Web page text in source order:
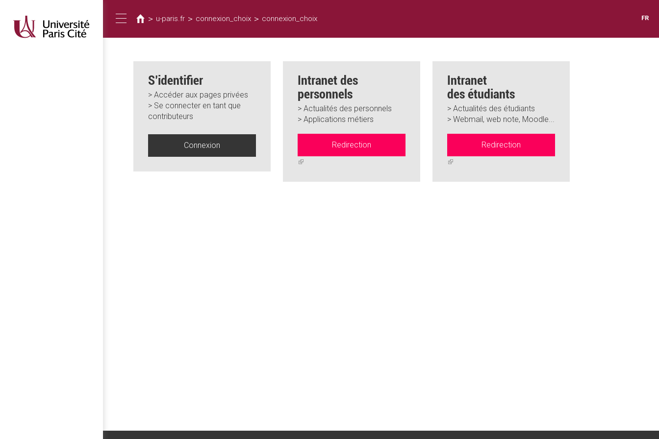
contenu
principal
Toggle
navigation
êtes
ici
> u-paris.fr > connexion_choix > connexion_choix FR
S’identifier
> Accéder aux pages privées
> Se connecter en tant que
contributeurs
Connexion
Intranet des
personnels
> Actualités des personnels
> Applications métiers
Redirection
(link
external)
Intranet
des étudiants
> Actualités des étudiants
> Webmail, web note, Moodle...
Redirection
(link
external)